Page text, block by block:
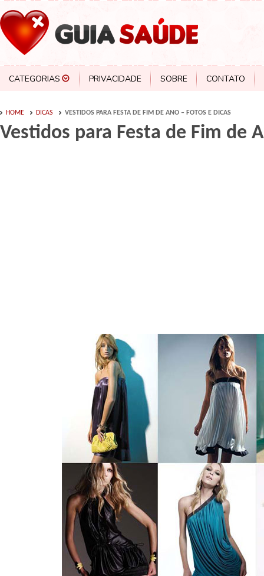
CATEGORIAS PRIVACIDADE SOBRE CONTATO
HOME DICAS VESTIDOS PARA FESTA DE FIM DE ANO – FOTOS E DICAS
Vestidos para Festa de Fim de